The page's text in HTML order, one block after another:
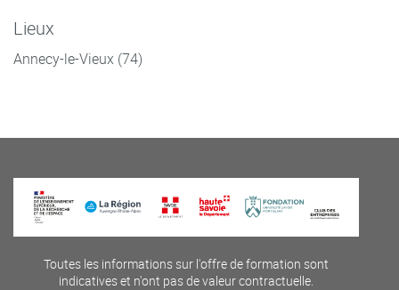
Lieux
Annecy-le-Vieux (74)
Toutes les informations sur l'offre de formation sont
indicatives et n'ont pas de valeur contractuelle.